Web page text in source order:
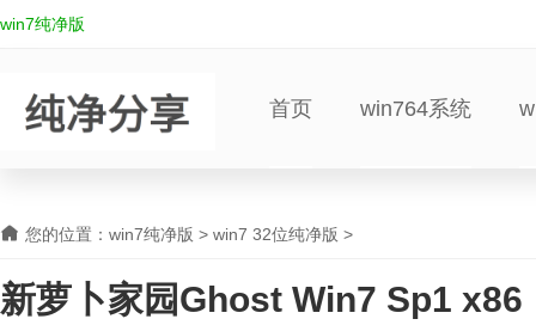
win7纯净版
首页 win764系统
您的位置： win7纯净版 > win7 32位纯净版 >
新萝卜家园Ghost Win7 Sp1 x86